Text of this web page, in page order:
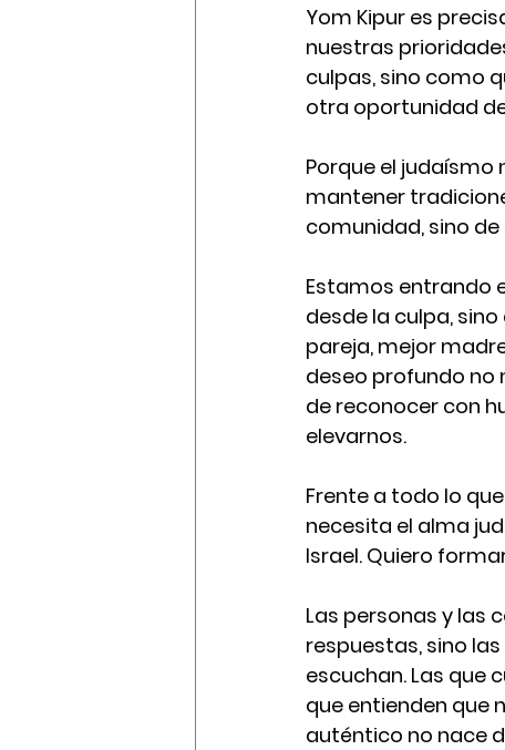
Yom Kipur es
nuestras
culpas, sino como
otra oportunidad
Porque el judaísmo
mantener
comunidad, sino
Estamos entrando
desde la culpa,
pareja, mejor
deseo profundo no
de reconocer con
elevarnos.
Frente a todo lo
necesita el alma
Israel. Quiero
Las personas y las
respuestas, sino
escuchan. Las que
que entienden que
auténtico no nace